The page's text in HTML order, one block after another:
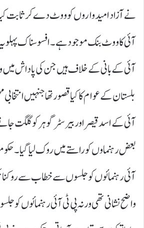
نے آزاد امیدواروں کو ووٹ دے کر ثابت
آئی کا ووٹ بنک موجود ہے۔ افسوسناک پہلو
آئی کے بانی کے خلاف ہیں جن کی پاداش میں
بلستان کے عوام کا کیا قصور تھا جنہیں
آئی کے اسد قیصر اور بیرسٹر گوہر کو گلگت
بعض رہنماوں کو راستے میں روک لیا گیا۔
آئی رہنمائوں کو جلسوں سے خطاب سے روکنا
واضح نشانی تھی ورنہ پی ٹی آئی رہنمائوں